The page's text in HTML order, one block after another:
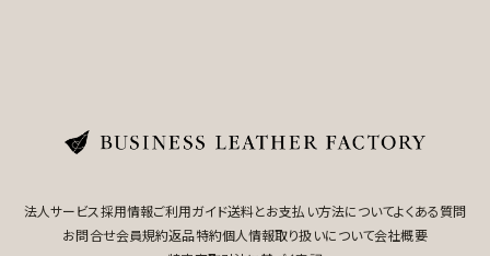
法人サービス採用情報ご利用ガイド送料とお支払い方法についてよくある質問
お問合せ会員規約返品特約個人情報取り扱いについて会社概要